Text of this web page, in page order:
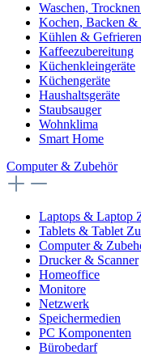
Waschen,
Kochen, Backen &
Kühlen & Gefrieren
Kaffeezubereitung
Küchenkleingeräte
Küchengeräte
Haushaltsgeräte
Staubsauger
Wohnklima
Smart Home
Computer & Zubehör
Laptops & Laptop
Tablets & Tablet
Computer &
Drucker & Scanner
Homeoffice
Monitore
Netzwerk
Speichermedien
PC Komponenten
Bürobedarf